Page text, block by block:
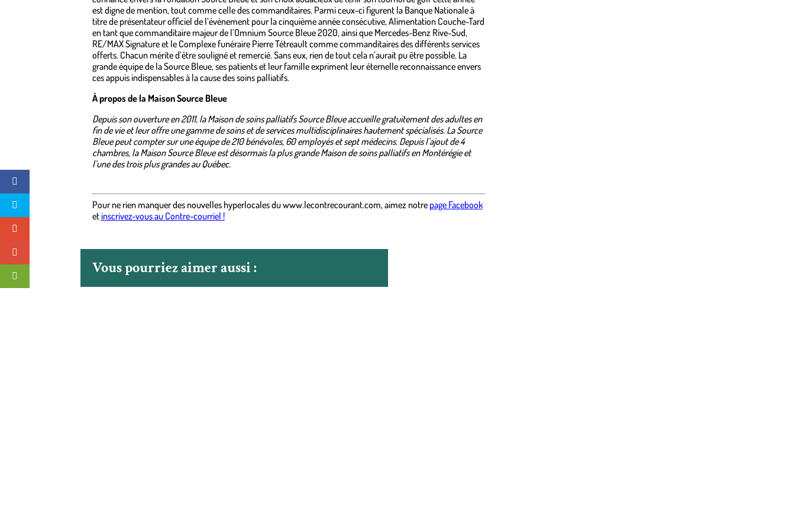
est digne de mention, tout comme celle des commanditaires. Parmi ceux-ci figurent la Banque Nationale à
titre de présentateur officiel de l’événement pour la cinquième année consécutive, Alimentation Couche-Tard
en tant que commanditaire majeur de l’Omnium Source Bleue 2020, ainsi que Mercedes-Benz Rive-Sud,
RE/MAX Signature et le Complexe funéraire Pierre Tétreault comme commanditaires des différents services
offerts. Chacun mérite d’être souligné et remercié. Sans eux, rien de tout cela n’aurait pu être possible. La
grande équipe de la Source Bleue, ses patients et leur famille expriment leur éternelle reconnaissance envers
ces appuis indispensables à la cause des soins palliatifs.
À propos de la Maison Source Bleue
Depuis son ouverture en 2011, la Maison de soins palliatifs Source Bleue accueille gratuitement des adultes en
fin de vie et leur offre une gamme de soins et de services multidisciplinaires hautement spécialisés. La Source
Bleue peut compter sur une équipe de 210 bénévoles, 60 employés et sept médecins. Depuis l’ajout de 4
chambres, la Maison Source Bleue est désormais la plus grande Maison de soins palliatifs en Montérégie et
l’une des trois plus grandes au Québec.
Pour ne rien manquer des nouvelles hyperlocalesduwww.lecontrecourant.com,aimez notre page Facebook
etinscrivez-vous au Contre-courriel !
Vous pourriez aimer aussi :